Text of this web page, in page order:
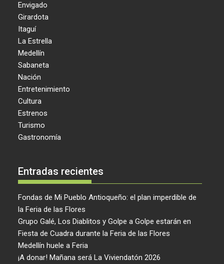
Envigado
Girardota
Itaguí
La Estrella
Medellín
Sabaneta
Nación
Entretenimiento
Cultura
Estrenos
Turismo
Gastronomía
Entradas recientes
Fondas de Mi Pueblo Antioqueño: el plan imperdible de
la Feria de las Flores
Grupo Galé, Los Diablitos y Golpe a Golpe estarán en
Fiesta de Cuadra durante la Feria de las Flores
Medellín huele a Feria
¡A donar! Mañana será La Viviendatón 2026